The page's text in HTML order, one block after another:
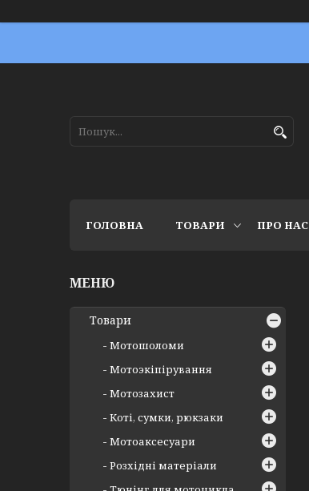
ГОЛОВНА ТОВАРИ ПРО НАС
Товари
Мотошоломи
Мотоэкіпірування
Мотозахист
Коті, сумки, рюкзаки
Мотоаксесуари
Розхідні матеріали